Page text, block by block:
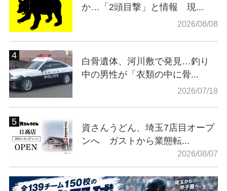
か…「2頭目撃」と情報 現...
2026/08/08
白骨遺体、河川敷で発見…釣り
中の男性が「衣類の中に骨...
2026/07/18
資さんうどん、埼玉7店目オープ
ンへ ガストから業態転...
2026/08/07